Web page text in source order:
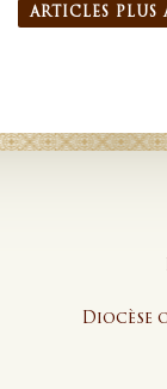
ARTICLES PLUS
Diocèse